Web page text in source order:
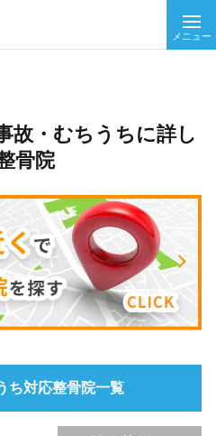
メニュー
故・むちうちに詳し
骨院
ち対応整骨院一覧